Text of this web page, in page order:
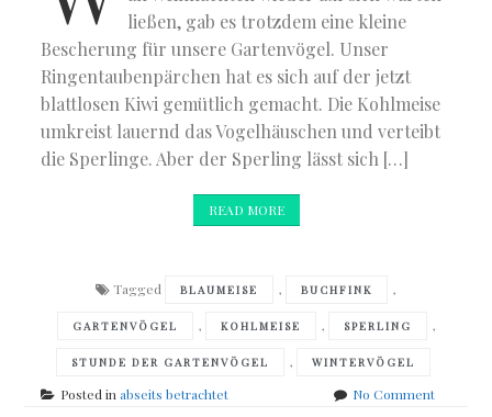
ließen, gab es trotzdem eine kleine
Bescherung für unsere Gartenvögel. Unser
Ringentaubenpärchen hat es sich auf der jetzt
blattlosen Kiwi gemütlich gemacht. Die Kohlmeise
umkreist lauernd das Vogelhäuschen und verteibt
die Sperlinge. Aber der Sperling lässt sich […]
READ MORE
Tagged BLAUMEISE , BUCHFINK ,
GARTENVÖGEL , KOHLMEISE , SPERLING ,
STUNDE DER GARTENVÖGEL , WINTERVÖGEL
Posted inabseits betrachtet No Commenton